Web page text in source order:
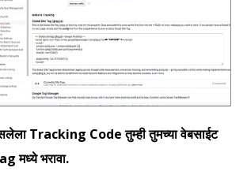
Tracking Code तुम्ही तुमच्या वेबसाईट
मध्ये भरावा.